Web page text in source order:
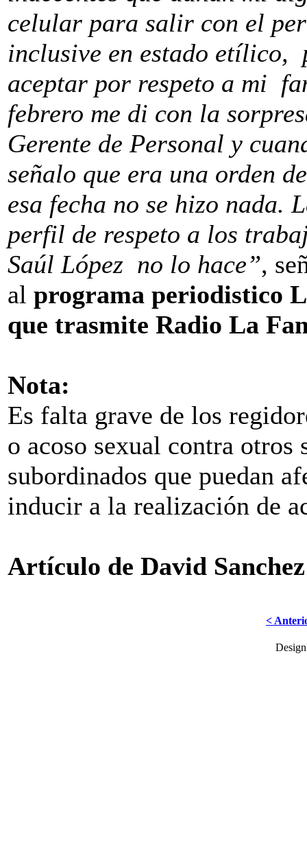
celular para salir con el
inclusive en estado etílico,
aceptar por respeto a mi
febrero me di con la
Gerente de Personal y
señalo que era una orden
esa fecha no se hizo nada.
perfil de respeto a los
Saúl López no lo hace”,
al programa periodistico
que trasmite Radio La
Nota:
Es falta grave de los
o acoso sexual contra
subordinados que puedan
inducir a la realización de
Artículo de David
<